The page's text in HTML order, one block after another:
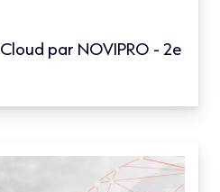
par NOVIPRO - 2e